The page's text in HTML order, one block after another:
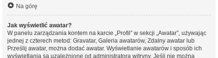
Na górę
Jak wyświetlić awatar?
W panelu zarządzania kontem na karcie „Profil” w sekcji „Awatar”, używając
jednej z czterech metod: Gravatar, Galeria awatarów, Zdalny awatar lub
Prześlij awatar, można dodać awatar. Wyświetlanie awatarów i sposób ich
wyświetlania są uzależnione od administratora witryny. Jeśli nie można